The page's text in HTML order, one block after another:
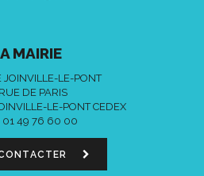
MAIRIE
JOINVILLE-LE-PONT
DE PARIS
LE-PONT CEDEX
01 49 76 60 00